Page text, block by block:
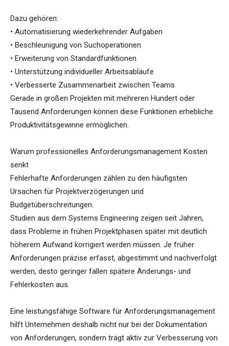
Dazu gehören:
• Automatisierung wiederkehrender Aufgaben
• Beschleunigung von Suchoperationen
• Erweiterung von Standardfunktionen
• Unterstützung individueller Arbeitsabläufe
• Verbesserte Zusammenarbeit zwischen Teams
Gerade in großen Projekten mit mehreren Hundert oder
Tausend Anforderungen können diese Funktionen erhebliche
Produktivitätsgewinne ermöglichen.
Warum professionelles Anforderungsmanagement Kosten
senkt
Fehlerhafte Anforderungen zählen zu den häufigsten
Ursachen für Projektverzögerungen und
Budgetüberschreitungen.
Studien aus dem Systems Engineering zeigen seit Jahren,
dass Probleme in frühen Projektphasen später mit deutlich
höherem Aufwand korrigiert werden müssen. Je früher
Anforderungen präzise erfasst, abgestimmt und nachverfolgt
werden, desto geringer fallen spätere Änderungs- und
Fehlerkosten aus.
Eine leistungsfähige Software für Anforderungsmanagement
hilft Unternehmen deshalb nicht nur bei der Dokumentation
von Anforderungen, sondern trägt aktiv zur Verbesserung von